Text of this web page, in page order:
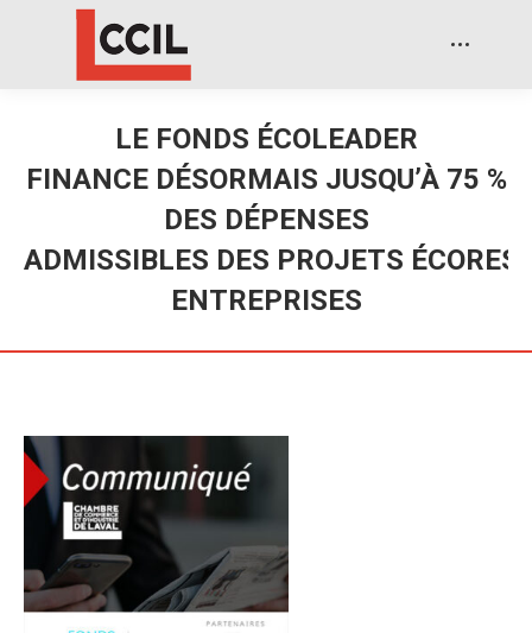
LE FONDS ÉCOLEADER
FINANCE DÉSORMAIS JUSQU’À 75 %
DES DÉPENSES
ADMISSIBLES DES PROJETS
ENTREPRISES